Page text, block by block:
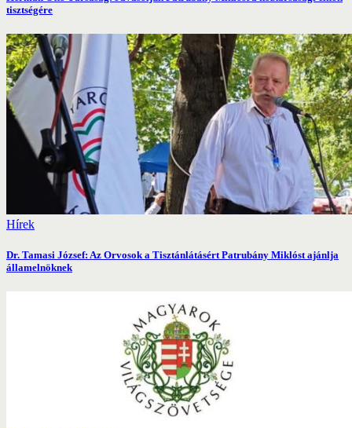
tisztségére
Hírek
Dr. Tamasi József: Az Orvosok a Tisztánlátásért Patrubány Miklóst ajánlja
államelnöknek